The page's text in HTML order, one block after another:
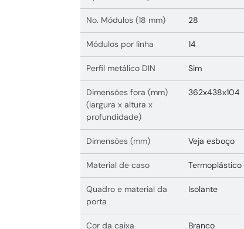
No. Módulos (18 mm) 28
Módulos por linha 14
Perfil metálico DIN Sim
Dimensões fora (mm)
(largura x altura x
profundidade)
362x438x104
Dimensões (mm) Veja esboço
Material de caso Termoplástico
Quadro e material da
porta
Isolante
Cor da caixa Branco